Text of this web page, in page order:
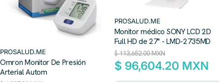
PROSALUD.ME
Omron Monitor De Presión
Arterial Autom
PROSALUD.ME
Monitor médico SONY LCD 2D
Full HD de 27" - LMD-2735MD
$ 113,652.00 MXN
$ 96,604.20 MXN